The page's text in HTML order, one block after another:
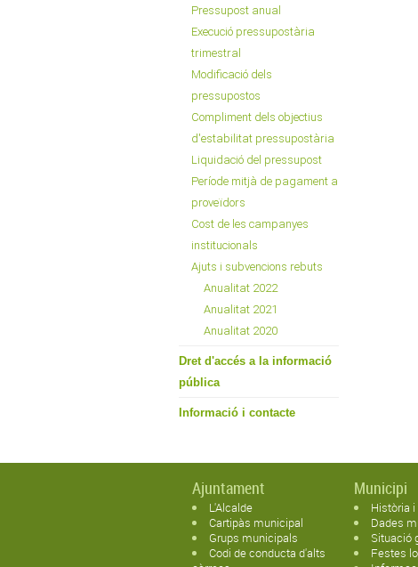
Pressupost anual
Execució pressupostària
trimestral
Modificació dels
pressupostos
Compliment dels objectius
d'estabilitat pressupostària
Liquidació del pressupost
Període mitjà de pagament a
proveïdors
Cost de les campanyes
institucionals
Ajuts i subvencions rebuts
Anualitat 2022
Anualitat 2021
Anualitat 2020
Dret d'accés a la informació
pública
Informació i contacte
Ajuntament
L'Alcalde
Cartipàs municipal
Grups municipals
Codi de conducta d'alts
Municipi
Història
Dades
Situació
Festes